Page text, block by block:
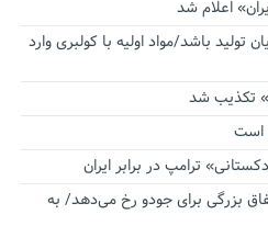
اعلام شد
تولید باشد/مواد اولیه با کولبری وارد
تکذیب شد
است
ترامپ در برابر ایران
بزرگی برای جودو رخ می‌دهد/ به